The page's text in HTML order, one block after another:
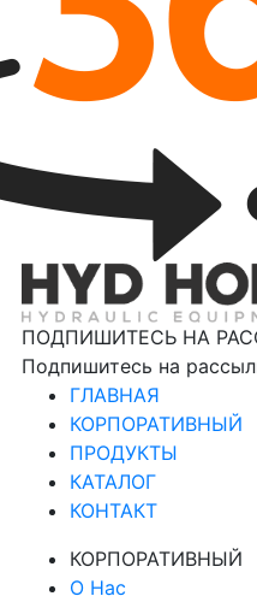
ПОДПИШИТЕСЬ НА
Подпишитесь на
ГЛАВНАЯ
КОРПОРАТИВНЫЙ
ПРОДУКТЫ
КАТАЛОГ
КОНТАКТ
КОРПОРАТИВНЫЙ
О Нас